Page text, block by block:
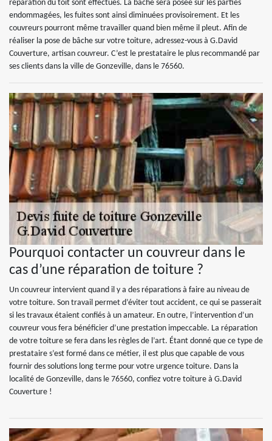
réparation du toit sont effectués. La bâche sera posée sur les parties
endommagées, les fuites sont ainsi diminuées provisoirement. Et les
couvreurs pourront même travailler quand bien même il pleut. Afin de
réaliser la pose de bâche sur votre toiture, adressez-vous à G.David
Couverture, artisan couvreur. C’est le prestataire le plus recommandé par
ses clients dans la ville de Gonzeville, dans le 76560.
Pourquoi contacter un couvreur dans le
cas d’une réparation de toiture ?
Un couvreur intervient quand il y a des réparations à faire au niveau de
votre toiture. Son travail permet d’éviter tout accident, ce qui se passerait
si les travaux étaient confiés à un amateur. En outre, l’intervention d’un
couvreur vous fera bénéficier d’une prestation impeccable. La réparation
de votre toiture se fera dans les règles de l’art. Étant donné que ce type de
prestataire s’est formé dans ce métier, il est plus que capable de vous
fournir des solutions long terme pour votre urgence toiture. Dans la
localité de Gonzeville, dans le 76560, confiez votre toiture à G.David
Couverture !